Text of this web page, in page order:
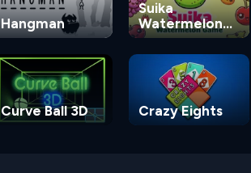
Hangman
Suika
Watermelon
Game
Curve Ball 3D Crazy Eights